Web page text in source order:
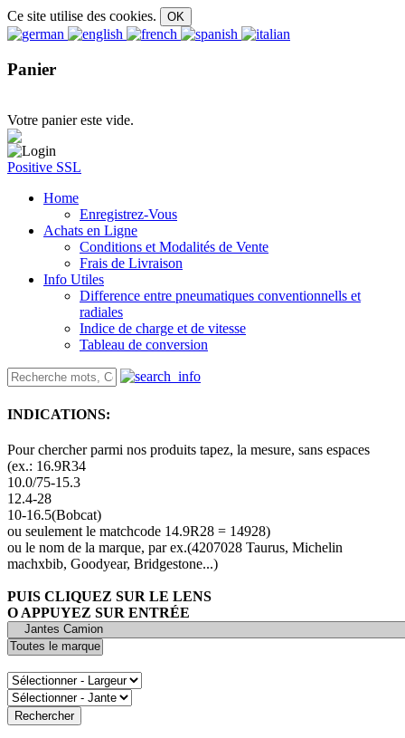
Ce site utilise des cookies.
Panier
Votre panier este vide.
Positive SSL
Home
Enregistrez-Vous
Achats en Ligne
Conditions et Modalités de Vente
Frais de Livraison
Info Utiles
Difference entre pneumatiques conventionnells et
radiales
Indice de charge et de vitesse
Tableau de conversion
INDICATIONS:
Pour chercher parmi nos produits tapez, la mesure, sans espaces
(ex.: 16.9R34
10.0/75-15.3
12.4-28
10-16.5(Bobcat)
ou seulement le matchcode 14.9R28 = 14928)
ou le nom de la marque, par ex.(4207028 Taurus, Michelin
machxbib, Goodyear, Bridgestone...)
PUIS CLIQUEZ SUR LE LENS
O APPUYEZ SUR ENTRÉE